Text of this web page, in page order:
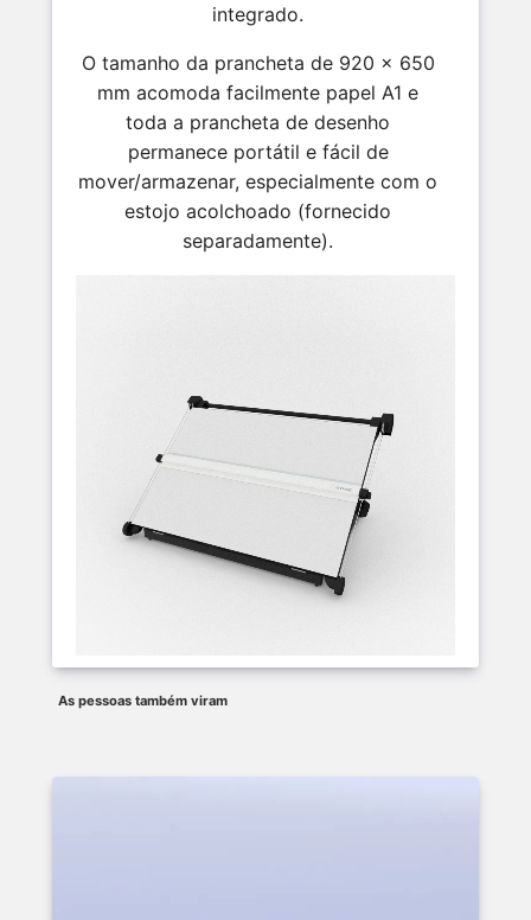
integrado.
O tamanho da prancheta de 920 x 650
mm acomoda facilmente papel A1 e
toda a prancheta de desenho
permanece portátil e fácil de
mover/armazenar, especialmente com o
estojo acolchoado (fornecido
separadamente).
As pessoas também viram